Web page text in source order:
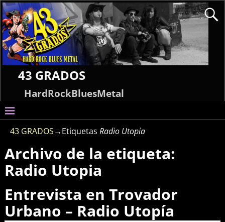
43 GRADOS
HardRockBluesMetal
43 GRADOS→Etiquetas Radio Utopia
Archivo de la etiqueta:
Radio Utopia
Entrevista en Trovador
Urbano – Radio Utopía